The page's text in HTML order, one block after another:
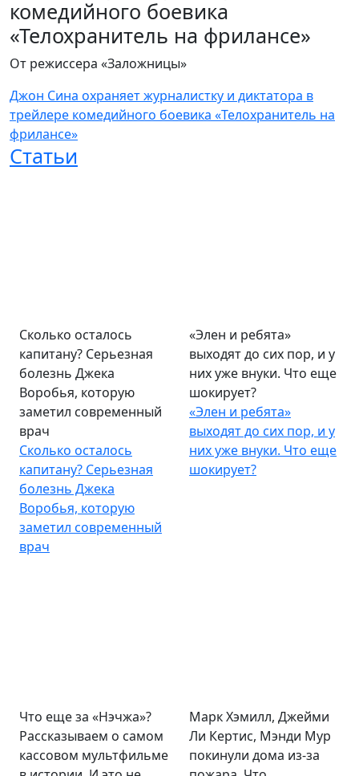
комедийного боевика
«Телохранитель на фрилансе»
От режиссера «Заложницы»
Джон Сина охраняет журналистку и диктатора в
трейлере комедийного боевика «Телохранитель на
фрилансе»
Статьи
Сколько осталось
капитану? Серьезная
болезнь Джека
Воробья, которую
заметил современный
врач
Сколько осталось
капитану? Серьезная
болезнь Джека
Воробья, которую
заметил современный
врач
«Элен и ребята»
выходят до сих пор, и у
них уже внуки. Что еще
шокирует?
«Элен и ребята»
выходят до сих пор, и у
них уже внуки. Что еще
шокирует?
Что еще за «Нэчжа»?
Рассказываем о самом
кассовом мультфильме
Марк Хэмилл, Джейми
Ли Кертис, Мэнди Мур
покинули дома из-за